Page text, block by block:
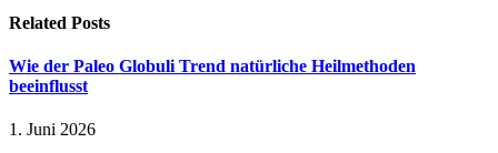
Related Posts
Wie der Paleo Globuli Trend natürliche Heilmethoden
beeinflusst
1. Juni 2026